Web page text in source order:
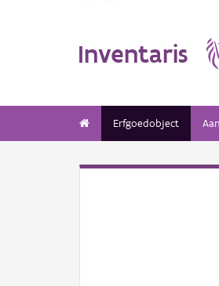
Inventaris
Erfgoedobject